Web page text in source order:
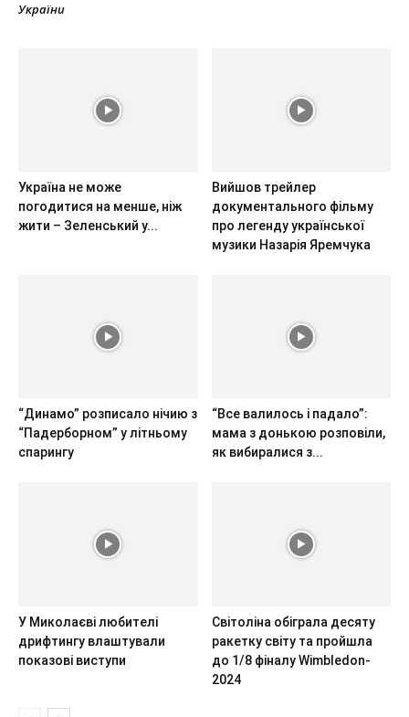
України
Україна не може
погодитися на менше, ніж
жити – Зеленський у...
Вийшов трейлер
документального фільму
про легенду української
музики Назарія Яремчука
“Динамо” розписало нічию з
“Падерборном” у літньому
спарингу
“Все валилось і падало”:
мама з донькою розповіли,
як вибиралися з...
У Миколаєві любителі
дрифтингу влаштували
показові виступи
Світоліна обіграла десяту
ракетку світу та пройшла
до 1/8 фіналу Wimbledon-
2024